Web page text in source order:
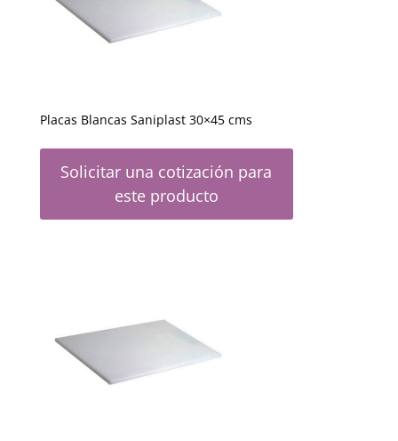
Placas Blancas Saniplast 30×45 cms
Solicitar una cotización para
este producto